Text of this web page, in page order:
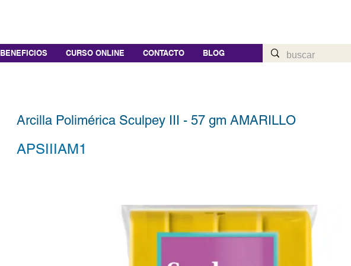
BENEFICIOS CURSO ONLINE CONTACTO BLOG
Arcilla Polimérica Sculpey III - 57 gm AMARILLO
APSIIIAM1